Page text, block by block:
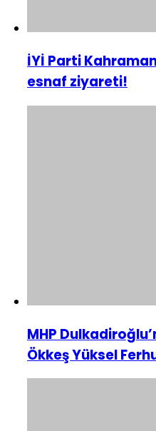
İYİ Parti
esnaf ziyareti!
MHP
Ökkeş Yüksel